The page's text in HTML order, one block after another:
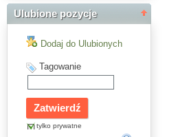
Ulubione pozycje
Dodaj do Ulubionych
Tagowanie
tylko prywatne